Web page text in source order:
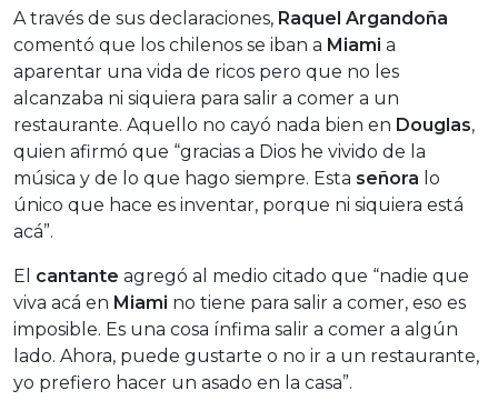
A través de sus declaraciones, Raquel Argandoña
comentó que los chilenos se iban a Miami a
aparentar una vida de ricos pero que no les
alcanzaba ni siquiera para salir a comer a un
restaurante. Aquello no cayó nada bien en Douglas,
quien afirmó que “gracias a Dios he vivido de la
música y de lo que hago siempre. Esta señora lo
único que hace es inventar, porque ni siquiera está
acá”.
El cantante agregó al medio citado que “nadie que
viva acá en Miami no tiene para salir a comer, eso es
imposible. Es una cosa ínfima salir a comer a algún
lado. Ahora, puede gustarte o no ir a un restaurante,
yo prefiero hacer un asado en la casa”.